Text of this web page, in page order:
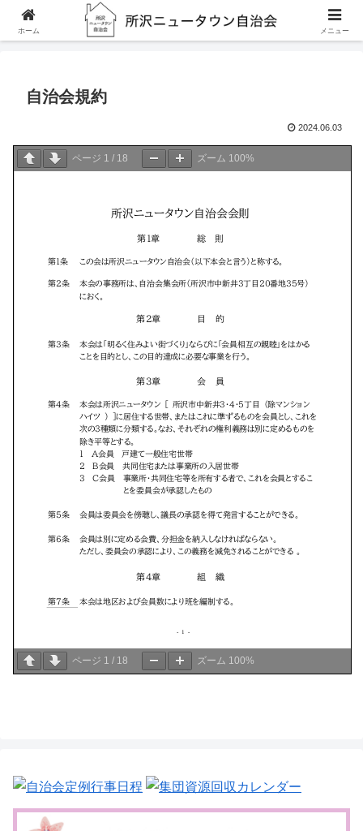
自治会規約
自治会規約
2024.06.03
ページ 1 / 18 ズーム 100%
ページ 1 / 18 ズーム 100%
ホーム メニュー